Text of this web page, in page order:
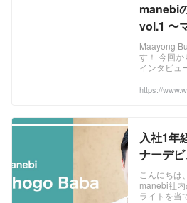
manebi
vol.1 〜
像編〜 |
Maayong
す！ 今回
インタビュ
ティング課
つ彼は一体
のでしょう
https://
入社1年
ナーデ
牽引す
株式会
こんにちは
manebi社
ライトを当